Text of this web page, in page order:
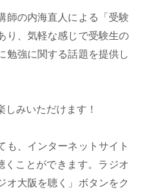
師の内海直人による「受験
り、気軽な感じで受験生の
勉強に関する話題を提供し
みいただけます！
も、インターネットサイト
くことができます。ラジオ
オ大阪を聴く」ボタンをク